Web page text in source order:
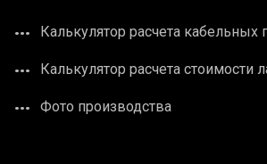
Калькулятор расчета кабельных
Калькулятор расчета стоимости
Фото производства